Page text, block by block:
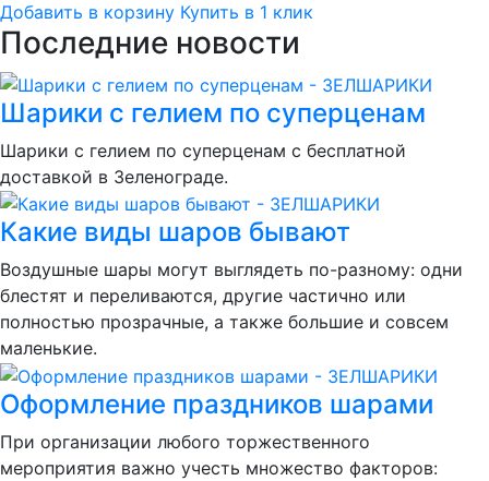
Добавить в корзину Купить в 1 клик
Последние новости
Шарики с гелием по суперценам
Шарики с гелием по суперценам с бесплатной
доставкой в Зеленограде.
Какие виды шаров бывают
Воздушные шары могут выглядеть по-разному: одни
блестят и переливаются, другие частично или
полностью прозрачные, а также большие и совсем
маленькие.
Оформление праздников шарами
При организации любого торжественного
мероприятия важно учесть множество факторов: